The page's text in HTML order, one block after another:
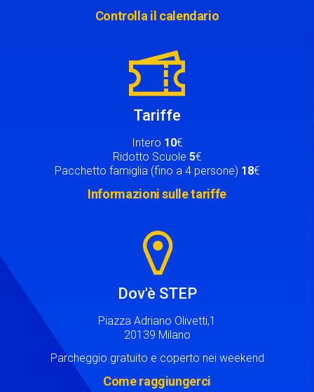
Controlla il calendario
Tariffe
Intero 10€
Ridotto Scuole 5€
Pacchetto famiglia (fino a 4 persone) 18€
Informazioni sulle tariffe
Dov'è STEP
Piazza Adriano Olivetti,1
20139 Milano
Parcheggio gratuito e coperto nei weekend
Come raggiungerci